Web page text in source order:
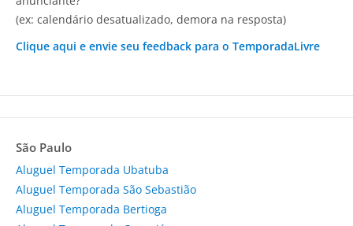
(ex: calendário desatualizado, demora na resposta)
Clique aqui e envie seu feedback para o TemporadaLivre
São Paulo
Aluguel Temporada Ubatuba
Aluguel Temporada São Sebastião
Aluguel Temporada Bertioga